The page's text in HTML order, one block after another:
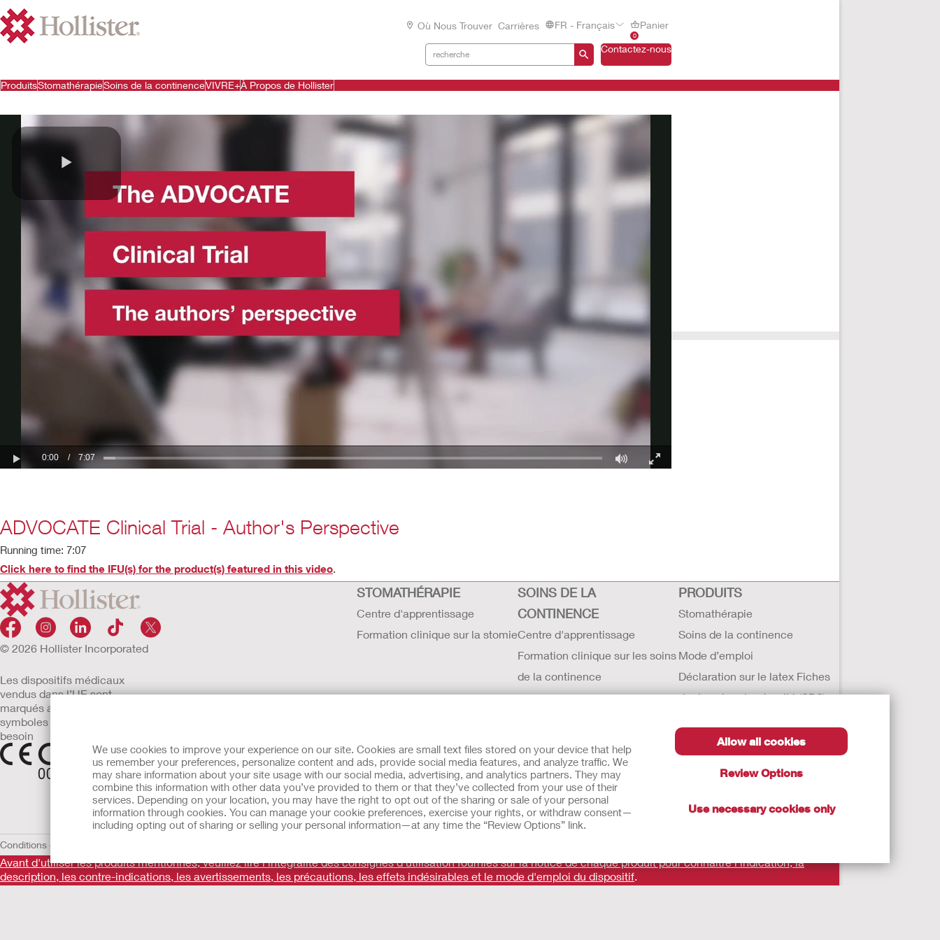
We use cookies to improve your experience on our site. Cookies are small text files stored on your device that help
us remember your preferences, personalize content and ads, provide social media features, and analyze traffic. We
may share information about your site usage with our social media, advertising, and analytics partners. They may
combine this information with other data you’ve provided to them or that they’ve collected from your use of their
services. Depending on your location, you may have the right to opt out of the sharing or sale of your personal
information through cookies. You can manage your cookie preferences, exercise your rights, or withdraw consent—
including opting out of sharing or selling your personal information—at any time the “Review Options” link.
Allow all cookies
Review Options
Use necessary cookies only
Où Nous Trouver Carrières FR - Français
0
Panier
Contactez-nous
ProduitsStomathérapieSoins de la continenceVIVRE+À Propos de Hollister
ADVOCATE Clinical Trial - Author's Perspective
Running time: 7:07
Click here to find the IFU(s) for the product(s) featured in this video.
© 2026 Hollister Incorporated
Les dispositifs médicaux
vendus dans l’UE sont
marqués avec l’un des
symboles suivants selon le
besoin
STOMATHÉRAPIE
Centre d'apprentissage
Formation clinique sur la stomie
SOINS DE LA
CONTINENCE
Centre d'apprentissage
Formation clinique sur les soins
de la continence
PRODUITS
Stomathérapie
Soins de la continence
Mode d’emploi
Déclaration sur le latex Fiches
de données de sécurité (SDS)
Contactez nous
Sites internationaux
Histoire de Hollister
Actualités et événements
Conditions d'utilisation
Avant d'utiliser les produits mentionnés, veuillez lire l'intégralité des consignes d'utilisation fournies sur la notice de chaque produit pour connaître l'indication, la
description, les contre-indications, les avertissements, les précautions, les effets indésirables et le mode d'emploi du dispositif.